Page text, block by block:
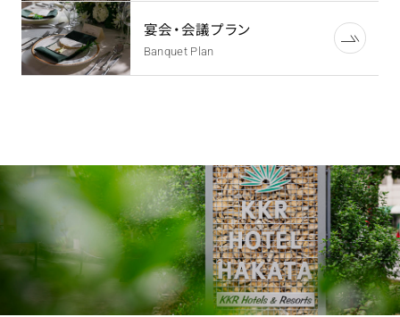
宴会・会議プラン
Banquet Plan